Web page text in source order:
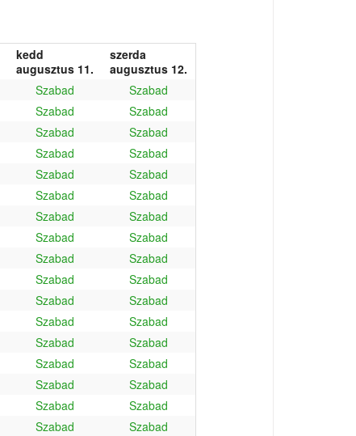
kedd
augusztus 11.
szerda
augusztus 12.
Szabad
Szabad
Szabad
Szabad
Szabad
Szabad
Szabad
Szabad
Szabad
Szabad
Szabad
Szabad
Szabad
Szabad
Szabad
Szabad
Szabad
Szabad
Szabad
Szabad
Szabad
Szabad
Szabad
Szabad
Szabad
Szabad
Szabad
Szabad
Szabad
Szabad
Szabad
Szabad
Szabad
Szabad